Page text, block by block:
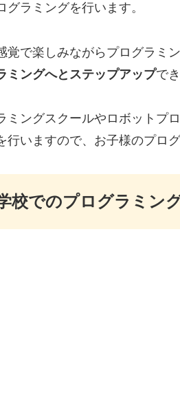
グラミングを行います。
覚で楽しみながらプログラミ
ミングへとステップアップで
ミングスクールやロボットプ
行いますので、お子様のプロ
校でのプログラミン